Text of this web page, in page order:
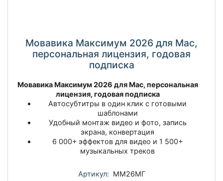
Мовавика Максимум 2026 для Мас,
персональная лицензия, годовая
подписка
Мовавика Максимум 2026 для Mac, персональная
лицензия, годовая подписка
Автосубтитры в один клик с готовыми
шаблонами
Удобный монтаж видео и фото, запись
экрана, конвертация
6 000+ эффектов для видео и 1 500+
музыкальных треков
Артикул: ММ26МГ